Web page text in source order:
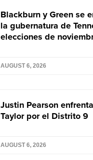
Blackburn y Green se
la gubernatura de
elecciones de
AUGUST 6, 2026
Justin Pearson
Taylor por el Distrito 9
AUGUST 6, 2026